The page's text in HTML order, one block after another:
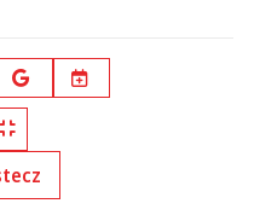
Google Calendar
iCal
pełny link
Kopiuj krótki link